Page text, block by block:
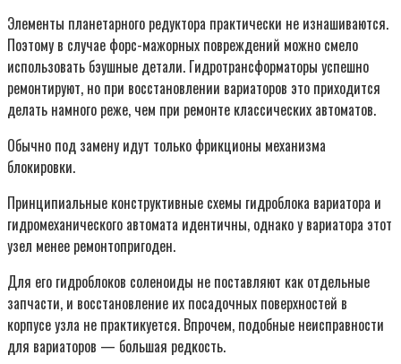
Элементы планетарного редуктора практически не изнашиваются.
Поэтому в случае форс-мажорных повреждений можно смело
использовать бэушные детали. Гидротрансформаторы успешно
ремонтируют, но при восстановлении вариаторов это приходится
делать намного реже, чем при ремонте классических автоматов.
Обычно под замену идут только фрикционы механизма
блокировки.
Принципиальные конструктивные схемы гидроблока вариатора и
гидромеханического автомата идентичны, однако у вариатора этот
узел менее ремонтопригоден.
Для его гидроблоков соленоиды не поставляют как отдельные
запчасти, и восстановление их посадочных поверхностей в
корпусе узла не практикуется. Впрочем, подобные неисправности
для вариаторов — большая редкость.